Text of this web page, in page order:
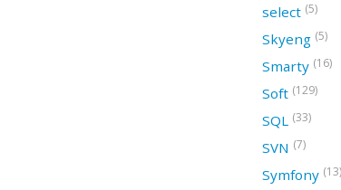
select (5)
Skyeng (5)
Smarty (16)
Soft (129)
SQL (33)
SVN (7)
Symfony (13)